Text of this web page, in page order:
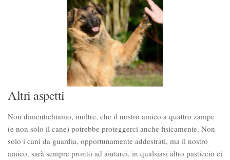
Altri aspetti
Non dimentichiamo, inoltre, che il nostro amico a quattro zampe
(e non solo il cane) potrebbe proteggerci anche fisicamente. Non
solo i cani da guardia, opportunamente addestrati, ma il nostro
amico, sarà sempre pronto ad aiutarci, in qualsiasi altro pasticcio ci